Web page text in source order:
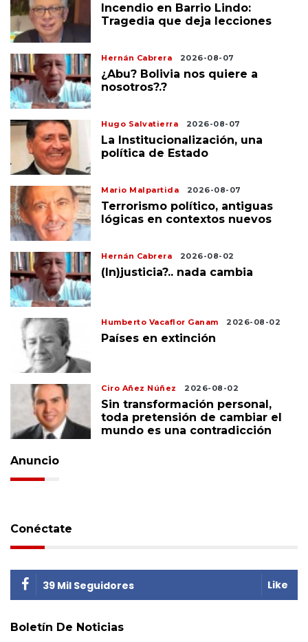
Incendio en Barrio Lindo:
Tragedia que deja lecciones
Hernán Cabrera 2026-08-07
¿Abu? Bolivia nos quiere a
nosotros?.?
Hugo Salvatierra 2026-08-07
La Institucionalización, una
política de Estado
Mario Malpartida 2026-08-07
Terrorismo político, antiguas
lógicas en contextos nuevos
Hernán Cabrera 2026-08-02
(In)justicia?.. nada cambia
Humberto Vacaflor Ganam 2026-08-02
Países en extinción
Ciro Añez Núñez 2026-08-02
Sin transformación personal,
toda pretensión de cambiar el
mundo es una contradicción
Anuncio
Conéctate
39 Mil Seguidores Like
Boletín De Noticias